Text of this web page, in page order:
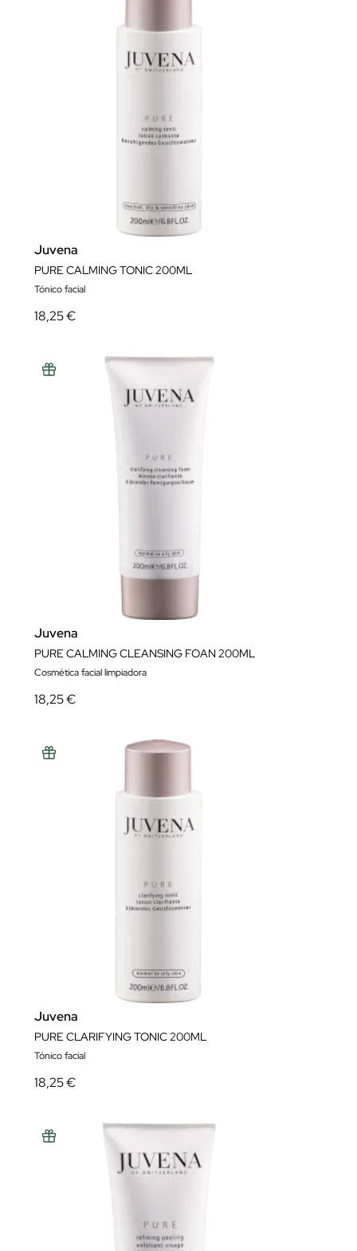
Juvena
PURE CALMING TONIC 200ML
Tónico facial
18,25 €
Juvena
PURE CALMING CLEANSING FOAN 200ML
Cosmética facial limpiadora
18,25 €
Juvena
PURE CLARIFYING TONIC 200ML
Tónico facial
18,25 €